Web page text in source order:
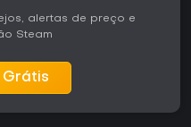
alertas de preço e
Steam
Grátis